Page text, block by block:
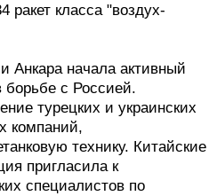
класса "воздух-
Анкара начала активный
борьбе с Россией.
турецких и украинских
компаний,
технику. Китайские
пригласила к
специалистов по